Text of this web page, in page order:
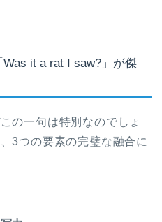
Was it a rat I saw?」が傑
の一句は特別なのでしょ
3つの要素の完璧な融合に